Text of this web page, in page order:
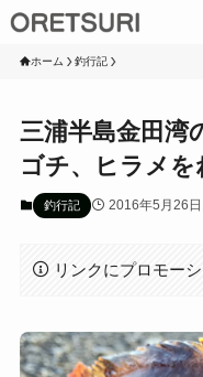
ホーム 釣行記
三浦半島金田湾
ゴチ、ヒラメ
釣行記 2016年5月26日
リンクにプロモー